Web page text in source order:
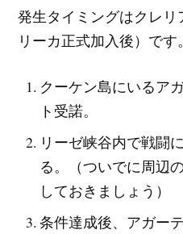
発生タイミングはクレ
リーカ正式加入後）です
クーケン島にいるア
ト受諾。
リーゼ峡谷内で戦闘
る。（ついでに周辺
しておきましょう）
条件達成後、アガー